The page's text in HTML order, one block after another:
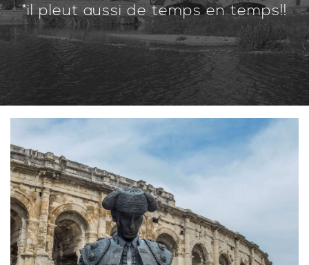
*il pleut aussi de temps en temps!!